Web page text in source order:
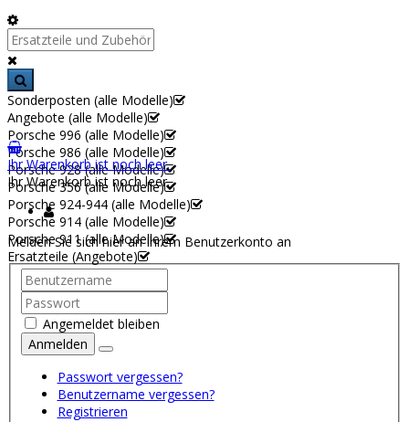
Sonderposten (alle Modelle)
Angebote (alle Modelle)
Porsche 996 (alle Modelle)
Porsche 986 (alle Modelle)
Porsche 928 (alle Modelle)
Porsche 356 (alle Modelle)
Porsche 924-944 (alle Modelle)
Porsche 914 (alle Modelle)
Porsche 911 (alle Modelle)
Ersatzteile (Angebote)
Ihr Warenkorb ist noch leer.
Ihr Warenkorb ist noch leer.
Melden Sie sich hier an Ihrem Benutzerkonto an
Angemeldet bleiben
Anmelden
Passwort vergessen?
Benutzername vergessen?
Registrieren